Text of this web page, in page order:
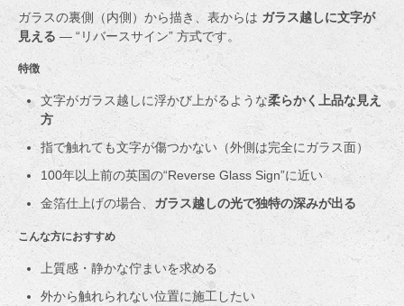
ガラスの裏側（内側）から描き、表からは ガラス越しに文字が
見える ― “リバースサイン” 方式です。
特徴
文字がガラス越しに浮かび上がるような柔らかく上品な見え
方
指で触れても文字が傷つかない（外側は完全にガラス面）
100年以上前の英国の“Reverse Glass Sign”に近い
金箔仕上げの場合、 ガラス越しの光で独特の深みが出る
こんな方におすすめ
上質感・静かな佇まいを求める
外から触れられない位置に施工したい